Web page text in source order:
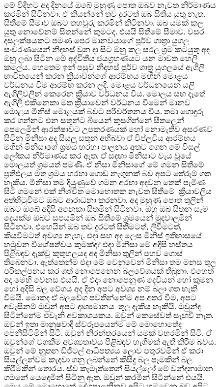
මේ විදිහට අද දිනයේ ඔබේ මුහුණු පොත ඔබව නැවත නිර්මාණය
කරමින් සිටිනවා. ඒ කියන්නේ තව දුරටත් ඔබ සිතිය යුතු නැත.
සිතීමේ සීමාව ඔබට තහවුරු කරමින් කිටිනවා. ඔබ යමක් කල
යුතු නොවේනම් සිතන්නේ කුමටද. එයයි සිතීමේ සීමාව. වසර
දසලක්ෂයකට පමණ පෙර මානවයාගේ පූර්ව ගාත්‍රා යුගල
සංචරණයෙන් නිදහස් වුන දා සිට ඔහු කල සරල ශ්‍රම කටයුතු අද
ඔහු ලබා සිටින මේ අද්විතීය ජයග්‍රහණයට යන මාවත හෙලි
කලේය. හෙතෙම ඉන් පසුව නිදහස් පූර්ව ගාත්‍ර යුගලයේ ඇගිලි
භාවිතයෙන් කරන ක්‍රියාවන්ගේ ආරම්භය මඟින් මොළය
වර්ධනය විම ආරම්භ කරන ලදි. මොළය වර්ධනයෙන් යලි
ඇගිලිවලින් කෙරෙන ක්‍රියාව වර්ධනය විය. මොලය සහ දෑතේ
ඇගිලි එකිනෙකා මත ක්‍රියාවෙන් වර්ධනය වීමෙන් මානව
මොළය මිනිස් මොළයක් බවට පරිවර්තනය විය. තමා ගොදුරු
කර ගන්නට එන සතුන්ට බියෙන් කුසගින්නේ සීතලෙන්
පෙලෙමින් ආරක්ෂාවට උපකරණයක් හෝ නොමැතිව අසරණව
සිටින මිනිසා අද සියලු සතුන් අභිබවා ඒ විප්ලවීය ආරම්භය
මගින් මිනිසාගේ ශ්‍රමය හරහා පාලනය අතට ගෙන මේ විසල්
ලෝකය නිර්මාණය කර ඇත. ඒ සඳහා මිනිසාට වැය වූයේ
මොලයත් ශ්‍රමයත් පමණි. ඒ නිසා මිනිසාගේ මේ ගමන සිතීමේ
ප්‍රතිඵලය මත ශ්‍රමය හරහා ගොඩ නැගුනක් බව අපට තේරුම් ගත
හැකිය. මිනිසා තම දියුණුවේ ගමන අරභා අදවන තෙක් පැමිණ
සිටි ගමනේ එක් නිශ්චිත මොහොතක නැවත සිතීමේ ක්‍රියාවලිය
අත්හිටුවීමට ඔබට ආරාධනා කරනවා. අද මුහුණු පොත තුලින්
ඔබට ඔබේ අදිසි අනෙකා සිතමින් සිටිනවා. ඔහු ඔබ සිතන සෑම
දෙයක්ම ඔබට සපයමින් ඔබ සිතීමේ ශ්‍රමයෙන් මුදවාලමින්
සිටිනවා. එහෙයින් ඔබ තව දුරටත් සිතීමටත්, ලිවීමටත්,
කියවීමටත් අවශ්‍ය නැහැ. එදා සහ අද ලෙස මිනිස් ඉතිහාසයේ
හමුවන විශේෂත්වය කුමක්ද? එදා මිනිසා මේ අදිසි හස්තය
පිළිබඳව දැක්වූ කුතුහලයද අද මිනිසා තුලින් පහව ගොස්
තිබෙනවා. ඇත්තෙන්ම එදා මේ වෙනුවෙන් මිනිසා තම මනස තුල
පරිකල්පනය කර ගත් නොපෙනෙන බලවේගයක් තිබුනා. එහෙත්
අද මෙහි වෙනස එයයි. ඒ එදා නොපෙනුණ දෙවියන් හෝ කුමන
හෝ අදිසි බල වේගය අද දින අපට අවශ්‍ය නම් බලා ගත හැකි
වීමයි. මොකද ඒ බලවේග පවතින්නේම අප අතර වීම, අපට
අවැසිනම් ඔවුන් අපට දෘශ්‍යමානය තුල දැකිය හැකියි. ඔවුන්ද
සිටින්නේම එවැනි අවකාශයකය. ඔවුන් කෙසේවත් සැඟවී නැත.
ඔවුන් ඉතා මානුෂවාදී ස්වරූපයෙන්ම මේ මොහොතේද
පෙනීසිටිමින් සිටී. ඔවුන් නිරන්තරයෙන් යමක් වහරමින් සිටී. ඒ
ඔවුන්ගේ වගකීම අවශ්‍යතාවය පිළිබඳව හැගීමක් ඇති කිරීම බවය.
ඔවුන් මේ නූතන ඩිජිටල් ආධිපත්‍යය ලොව පතුරවමින් ඒ කරා
සියල්ලන්වම කැදවා ගනු ලබන්නේ කිසිදු බල පෑමකින් බල
කිරීමකින් තොරය. ස්ව කැමැත්තෙන් සියල්ලෝ මේ වන්දනාමාන
ගමනේ යෙදෙමින් සිටිනු ඇත. ඔවුන් කරමින් සිටින්නේ එයයි.